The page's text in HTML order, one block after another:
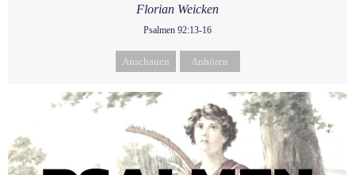
Florian Weicken
Psalmen 92:13-16
Anschauen Anhören